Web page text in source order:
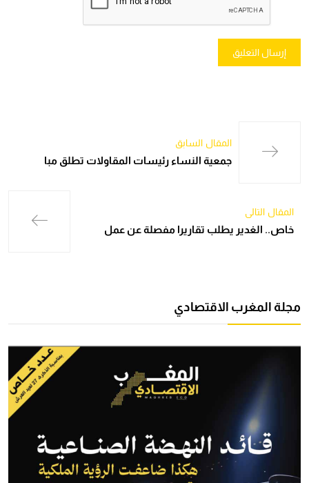
المقال السابق
جمعية النساء رئيسات المقاولات تطلق مبا
المقال التالي
خاص.. الغدير يطلب تقاريرا مفصلة عن عمل
مجلة المغرب الاقتصادي